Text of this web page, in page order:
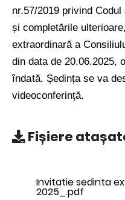
nr.57/2019 privind
și completările
extraordinară a
din data de 20.06.2025,
îndată. Ședința se va
videoconferință.
Fișiere
Invitatie sedinta
2025_.pdf